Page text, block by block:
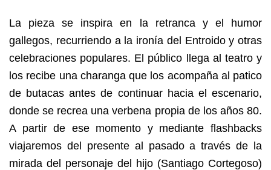
La pieza se inspira en la retranca y el humor
gallegos, recurriendo a la ironía del Entroido y otras
celebraciones populares. El público llega al teatro y
los recibe una charanga que los acompaña al patico
de butacas antes de continuar hacia el escenario,
donde se recrea una verbena propia de los años 80.
A partir de ese momento y mediante flashbacks
viajaremos del presente al pasado a través de la
mirada del personaje del hijo (Santiago Cortegoso)